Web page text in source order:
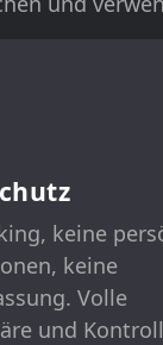
keine
keine
Volle
und